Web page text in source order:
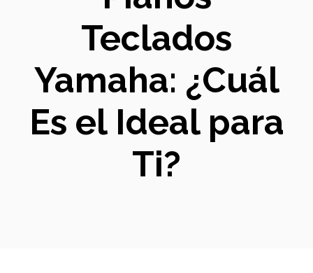
Teclados
Yamaha: ¿Cuál
Es el Ideal para
Ti?